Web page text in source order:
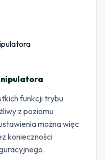
funkcji trybu
z poziomu
można więc
konieczności